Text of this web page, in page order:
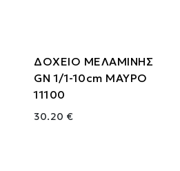
ΔΟΧΕΙΟ ΜΕΛΑΜΙΝΗΣ
GN 1/1-10cm ΜΑΥΡΟ
11100
30.20 €